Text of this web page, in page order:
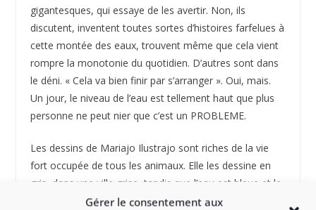
Gérer le consentement aux
gigantesques, qui essaye de les avertir. Non, ils
discutent, inventent toutes sortes d’histoires farfelues à
cette montée des eaux, trouvent même que cela vient
rompre la monotonie du quotidien. D’autres sont dans
le déni. « Cela va bien finir par s’arranger ». Oui, mais.
Un jour, le niveau de l’eau est tellement haut que plus
personne ne peut nier que c’est un PROBLEME.
Les dessins de Mariajo Ilustrajo sont riches de la vie
fort occupée de tous les animaux. Elle les dessine en
gris, dans une ville grise, tandis que l’eau est bleue et le
niveau monte au fil des pages pour envahir toutes les